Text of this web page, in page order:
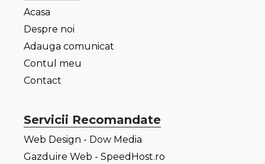
Acasa
Despre noi
Adauga comunicat
Contul meu
Contact
Servicii Recomandate
Web Design - Dow Media
Gazduire Web - SpeedHost.ro